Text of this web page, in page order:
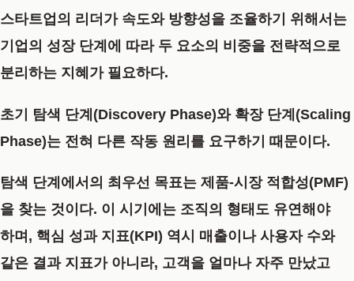
스타트업의 리더가 속도와 방향성을 조율하기 위해서는
기업의 성장 단계에 따라 두 요소의 비중을 전략적으로
분리하는 지혜가 필요하다.
초기 탐색 단계(Discovery Phase)와 확장 단계(Scaling
Phase)는 전혀 다른 작동 원리를 요구하기 때문이다.
탐색 단계에서의 최우선 목표는 제품-시장 적합성(PMF)
을 찾는 것이다. 이 시기에는 조직의 형태도 유연해야
하며, 핵심 성과 지표(KPI) 역시 매출이나 사용자 수와
같은 결과 지표가 아니라, 고객을 얼마나 자주 만났고